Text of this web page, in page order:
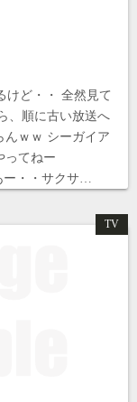
けど・・ 全然見て
、順に古い放送へ
んｗｗ シーガイア
ってねー
ー・・サクサ…
TV